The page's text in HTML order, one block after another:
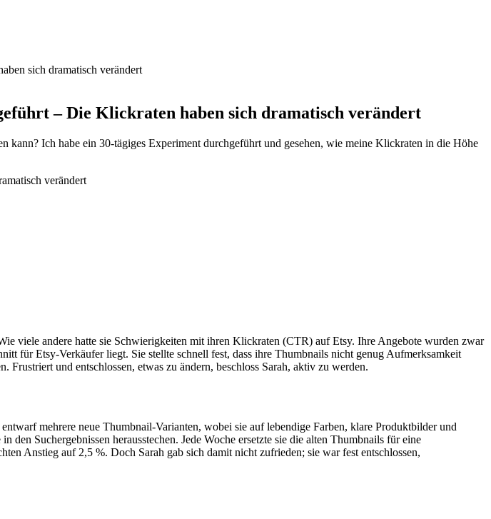
sich dramatisch verändert
– Die Klickraten haben sich dramatisch verändert
Ich habe ein 30-tägiges Experiment durchgeführt und gesehen, wie meine Klickraten in die Höhe
viele andere hatte sie Schwierigkeiten mit ihren Klickraten (CTR) auf Etsy. Ihre Angebote wurden zwar
für Etsy-Verkäufer liegt. Sie stellte schnell fest, dass ihre Thumbnails nicht genug Aufmerksamkeit
und entschlossen, etwas zu ändern, beschloss Sarah, aktiv zu werden.
mehrere neue Thumbnail-Varianten, wobei sie auf lebendige Farben, klare Produktbilder und
Suchergebnissen herausstechen. Jede Woche ersetzte sie die alten Thumbnails für eine
Anstieg auf 2,5 %. Doch Sarah gab sich damit nicht zufrieden; sie war fest entschlossen,